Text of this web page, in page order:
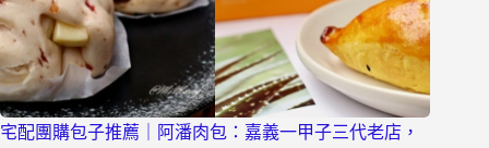
宅配團購包子推薦｜阿潘肉包：嘉義一甲子三代老店，